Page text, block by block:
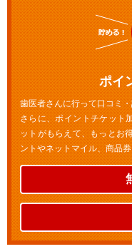
ポイ
歯医者さんに行って口コミ
さらに、ポイントチケット
ットがもらえて、もっとお
ントやネットマイル、商品